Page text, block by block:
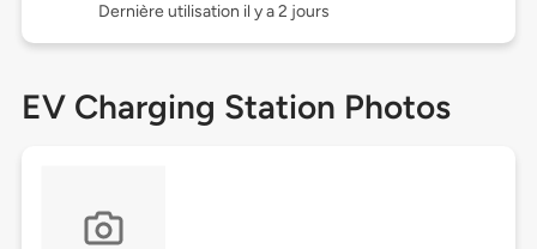
Dernière utilisation il y a 2 jours
EV Charging Station Photos